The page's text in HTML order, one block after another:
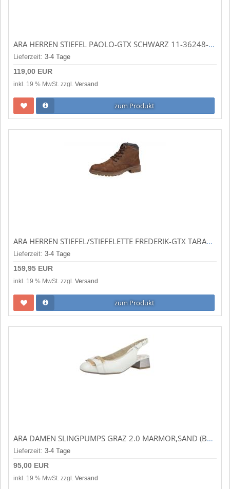
ARA HERREN STIEFEL PAOLO-GTX SCHWARZ 11-36248-21
Lieferzeit: 3-4 Tage
119,00 EUR
inkl. 19 % MwSt. zzgl. Versand
zum Produkt
ARA HERREN STIEFEL/STIEFELETTE FREDERIK-GTX TABACCO,CAFFEE (BRAUN) 11-24705-14
Lieferzeit: 3-4 Tage
159,95 EUR
inkl. 19 % MwSt. zzgl. Versand
zum Produkt
ARA DAMEN SLINGPUMPS GRAZ 2.0 MARMOR,SAND (BEIGE) 12-20428-05
Lieferzeit: 3-4 Tage
95,00 EUR
inkl. 19 % MwSt. zzgl. Versand